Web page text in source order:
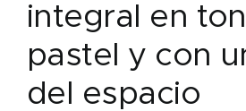
integral en
pastel y con
del espacio